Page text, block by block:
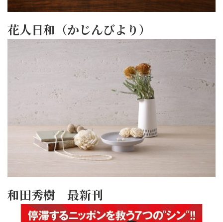
花人日和（かじんびより）
和田秀樹 最新刊